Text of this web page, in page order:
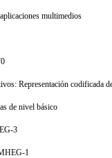
multimedios
Representación codificada
de nivel básico
3
1